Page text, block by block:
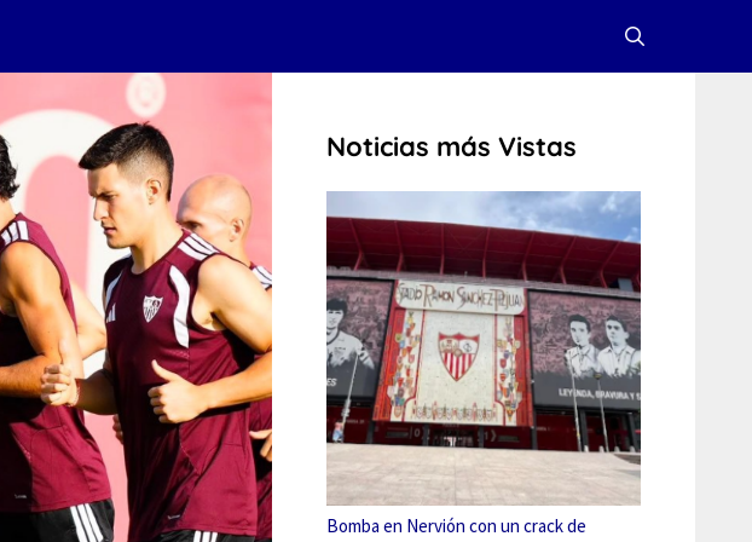
Noticias más Vistas
Bomba en Nervión con un crack de